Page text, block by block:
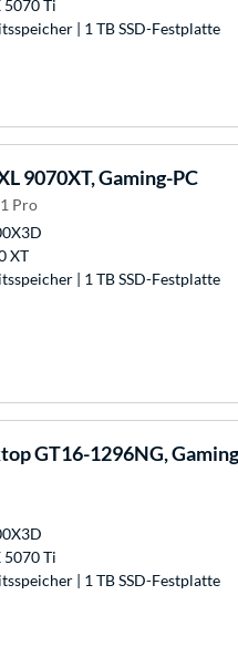
5070 Ti
| 1 TB SSD-Festplatte
9070XT, Gaming-PC
Pro
XT
| 1 TB SSD-Festplatte
GT16-1296NG,
5070 Ti
| 1 TB SSD-Festplatte